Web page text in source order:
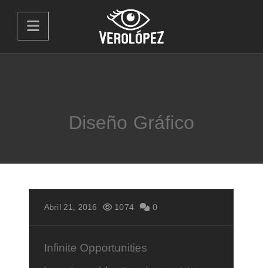
Diseño Gráfico
Abril 21, 2016 1074 0
Infinite Opportunities